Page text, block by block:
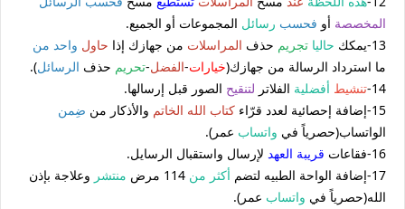
المخصصة أو فحسب رسائل المجموعات أو الجميع.
13-يمكك
حاليا تجريم حذف المراسلات من جهازك إذا حاول واحد من
ما استرداد الرسالة من جهازك(خيارات-الفضل-تحريم حذف الرسائل).
14- تنشيط أفضلية الفلاتر لتنقيح الصور قبل إرسالها.
15-إضافة إحصائية لعدد قرّاء
كتاب الله الخاتم والأذكار من ضِمن
الواتساب(حصرياً في واتساب عمر).
16-فقاعات
قريبة العهد لإرسال واستقبال الرسايل.
17-إضافة الواحة الطبيه لتضم
أكثر من 114 مرض منتشر وعلاجة بإذن
الله(حصرياً في واتساب عمر).